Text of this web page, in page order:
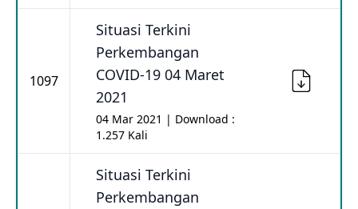
1097
Situasi Terkini
Perkembangan
COVID-19 04 Maret
2021
04 Mar 2021 | Download :
1.257 Kali
Situasi Terkini
Perkembangan